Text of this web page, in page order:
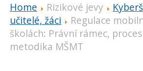
Home Rizikové jevy
učitelé, žáci
Regulace
školách: Právní rámec,
metodika MŠMT